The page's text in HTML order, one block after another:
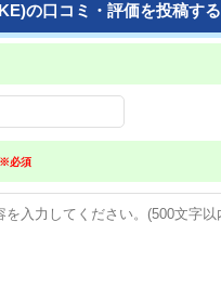
の口コミ・評価を投稿する
※必須